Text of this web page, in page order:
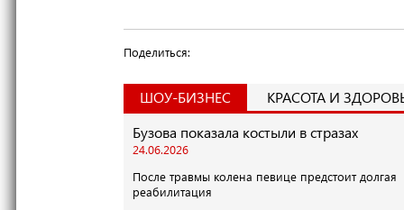
Поделиться:
ШОУ-БИЗНЕС
КРАСОТА И
Бузова показала костыли в стразах
24.06.2026
После травмы колена певице предстоит долгая
реабилитация